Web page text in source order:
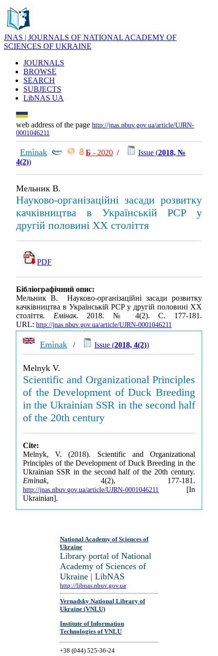
JNAS | JOURNALS OF NATIONAL ACADEMY OF
SCIENCES OF UKRAINE
JOURNALS
BROWSE
SEARCH
SUBJECTS
LibNAS UA
web address of the page http://jnas.nbuv.gov.ua/article/UJRN-
0001046211
Emìnak Б - 2020 / Issue (2018, №
4(2))
Мельник В.
Науково-організаційні засади розвитку
качківництва в Українській РСР у
другій половині XX століття
PDF
Бібліографічний опис:
Мельник В. Науково-організаційні засади розвитку
качківництва в Українській РСР у другій половині XX
століття. Емінак. 2018. № 4(2). С. 177-181.
URL: http://jnas.nbuv.gov.ua/article/UJRN-0001046211
Emìnak / Issue (2018, 4(2))
Melnyk V.
Scientific and Organizational Principles
of the Development of Duck Breeding
in the Ukrainian SSR in the second half
of the 20th century
Cite:
Melnyk, V. (2018). Scientific and Organizational
Principles of the Development of Duck Breeding in the
Ukrainian SSR in the second half of the 20th century.
Emìnak, 4(2), 177-181.
http://jnas.nbuv.gov.ua/article/UJRN-0001046211
[In
Ukrainian].
National Academy of Sciences of
Ukraine
Library portal of National
Academy of Sciences of
Ukraine | LibNAS
http://libnas.nbuv.gov.ua
Vernadsky National Library of
Ukraine (VNLU)
Institute of Information
Technologies of VNLU
+38 (044) 525-36-24